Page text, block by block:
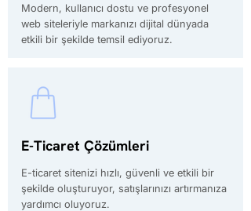
Modern, kullanıcı dostu ve profesyonel
web siteleriyle markanızı dijital dünyada
etkili bir şekilde temsil ediyoruz.
E-Ticaret Çözümleri
E-ticaret sitenizi hızlı, güvenli ve etkili bir
şekilde oluşturuyor, satışlarınızı artırmanıza
yardımcı oluyoruz.